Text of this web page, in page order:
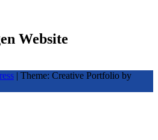
Website
| Theme: Creative Portfolio by